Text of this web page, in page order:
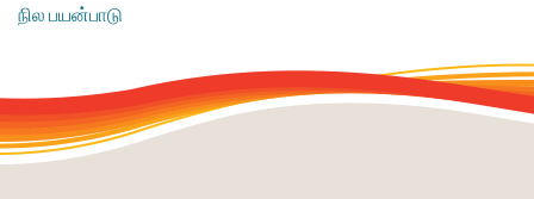
​நில பயன்பாடு